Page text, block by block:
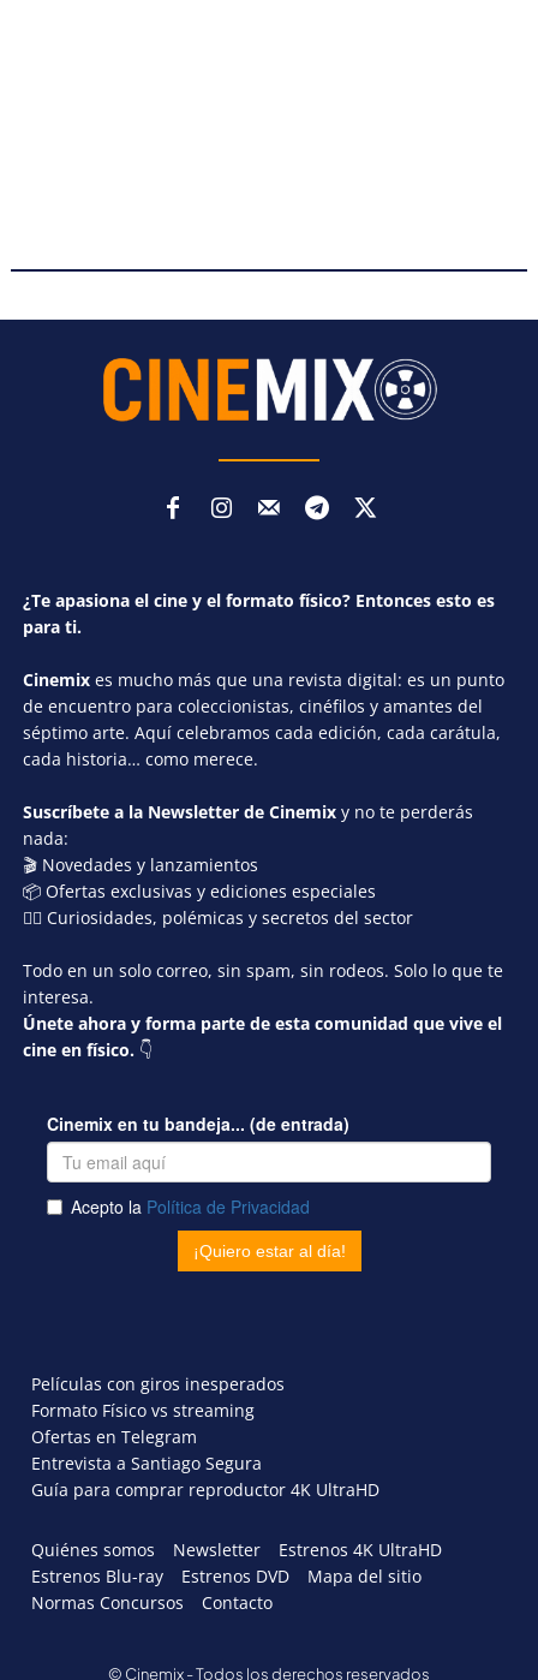
¿Te apasiona el cine y el formato físico? Entonces esto es
para ti.
Cinemix es mucho más que una revista digital: es un punto
de encuentro para coleccionistas, cinéfilos y amantes del
séptimo arte. Aquí celebramos cada edición, cada carátula,
cada historia… como merece.
Suscríbete a la Newsletter de Cinemix y no te perderás
nada:
🎬 Novedades y lanzamientos
📦 Ofertas exclusivas y ediciones especiales
🕵️‍♂️ Curiosidades, polémicas y secretos del sector
Todo en un solo correo, sin spam, sin rodeos. Solo lo que te
interesa.
Únete ahora y forma parte de esta comunidad que vive el
cine en físico. 👇
Películas con giros inesperados
Formato Físico vs streaming
Ofertas en Telegram
Entrevista a Santiago Segura
Guía para comprar reproductor 4K UltraHD
Quiénes somos Newsletter
Estrenos 4K UltraHD
Estrenos Blu-ray
Estrenos DVD
Mapa del sitio
Normas Concursos
Contacto
© Cinemix - Todos los derechos reservados